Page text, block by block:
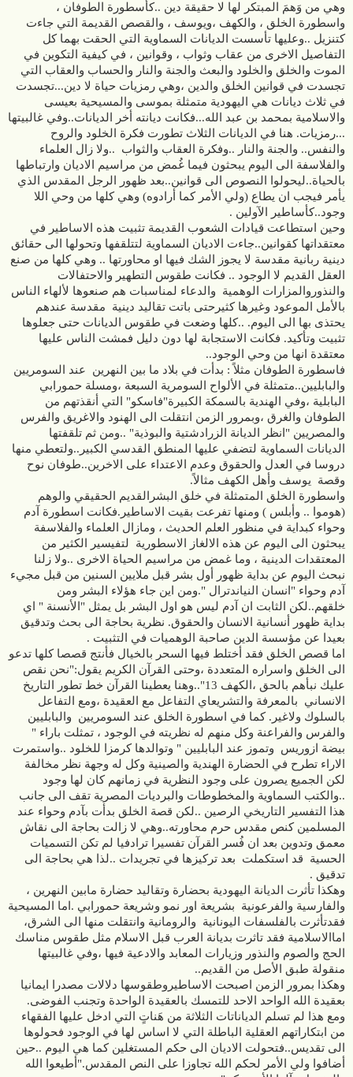
وهي من وَهمَ المبتكر لها لا حقيقة دين ..كأسطورة الطوفان ،
واسطورة الخلق ، والكهف ،ويوسف ، والقصص القديمة التي جاءت
كتنزيل ..وعليها تأسست الديانات السماوية التي الحقت بهما كل
التفاصيل الاخرى من عقاب وثواب ، وقوانين ، في كيفية التكوين في
الموت والخلق والخلود والبعث والجنة والنار والحساب والعقاب التي
تجسدت في قوانين الخلق والدين ،وهي رمزيات حياة لا دين...تجسدت
في ثلاث ديانات هي اليهودية متمثلة بموسى والمسيحية بعيسى
والاسلامية بمحمد بن عبد الله...فكانت ديانته أخر الديانات..وفي غالبيتها
...رمزيات. هنا في الديانات الثلاث تطورت فكرة الخلود والروح
والنفس.. والجنة والنار ..وفكرة العقاب والثواب ..ولا زال العلماء
والفلاسفة الى اليوم يبحثون فيما غُمض من مراسيم الاديان وارتباطها
بالحياة..ليحولوا النصوص الى قوانين..بعد ظهور الرجل المقدس الذي
يأمر فيجب ان يطاع (ولي الأمر كما أرادوه) وهي كلها من وحي اللا
وجود..كأساطير الآولين .
وحين استطاعت قيادات الشعوب القديمة تثبيت هذه الاساطير في
معتقداتها كقوانين..جاءت الاديان السماوية لتتلقفها وتحولها الى حقائق
دينية ربانية مقدسة لا يجوز الشك فيها او محاورتها .. وهي كلها من صنع
العقل القديم لا الوجود .. فكانت طقوس التطهير والاحتفالات
والنذوروالمزارات الوهمية والدعاء لمناسبات هم صنعوها لألهاء الناس
بالأمل الموعود وغيرها كثيرحتى باتت تقاليد دينية مقدسة عندهم
يحتذى بها الى اليوم. ..كلها وضعت في طقوس الديانات حتى جعلوها
تثبيت وتأكيد. فكانت الاستجابة لها دون دليل فمشت الناس عليها
معتقدة انها من وحي الوجود..
فاسطورة الطوفان مثلاً : بدأت في بلاد ما بين النهرين عند السومريين
والبابليين..متمثلة في الألواح السومرية السبعة ،ومسلة حمورابي
البابلية ،وفي الهندية بالسمكة الكبيرة"فاسكو" التي أنقذتهم من
الطوفان والغرق ،وبمرور الزمن انتقلت الى الهنود والاغريق والفرس
والمصريين "انظر الديانة الزرادشتية والبوذية" ..ومن ثم تلقفتها
الديانات السماوية لتضفي عليها المنطق القدسي الكبير..ولتعطي منها
دروسا في العدل والحقوق وعدم الاعتداء على الاخرين..طوفان نوح
وقصة يوسف وأهل الكهف مثالاً.
واسطورة الخلق المتمثلة في خلق البشرالقديم الحقيقي والوهم
(هوموا .. وأبلس ) ومنها تفرعت بقيت الاساطير.فكانت اسطورة آدم
وحواء كبداية في منظور العلم الحديث ، ومازال العلماء والفلاسفة
يبحثون الى اليوم عن هذه الالغاز الاسطورية لتفيسير الكثير من
المعتقدات الدينية ، وما غمض من مراسيم الحياة الاخرى ..ولا زلنا
نبحث اليوم عن بداية ظهور أول بشر قبل ملايين السنين من قبل مجيء
آدم وحواء "انسان النياندترال ".ومن اين جاء هؤلاء البشر ومن
خلقهم..لكن الثابت ان آدم ليس هو اول البشر بل يمثل "الأنسنة " اي
بداية ظهور أنسانية الانسان والحقوق. نظرية بحاجة الى بحث وتدقيق
بعيدا عن مؤسسة الدين صاحبة الوهميات في التثبيت .
اما قصص الخلق فقد أختلط فيها السحر بالخيال فأنتج قصصا كلها تدعو
الى الخلق واسراره المتعددة ،وحتى القرآن الكريم يقول:"نحن نقص
عليك نبأهم بالحق ،الكهف 13"..وهنا يعطينا القرآن خط تطور التاريخ
الانساني بالمعرفة والتشريعاي التفاعل مع العقيدة ،ومع التفاعل
بالسلوك ولاغير. كما في اسطورة الخلق عند السومريين والبابليين
والفرس والفراعنة وكل منهم له نظريته في الوجود ، تمثلت باراء "
بيضة ازوريس وتموز عند البابليين " وتوالدها كرمزا للخلود ..واستمرت
الاراء تطرح في الحضارة الهندية والصينية وكل له وجهة نظر مخالفة
لكن الجميع يصرون على وجود النظرية في زمانهم كان لها وجود
..والكتب السماوية والمخطوطات والبرديات المصرية تقف الى جانب
هذا التفسير التاريخي الرصين ..لكن قصة الخلق بدأت بآدم وحواء عند
المسلمين كنص مقدس حرم محاورته..وهي لا زالت بحاجة الى نقاش
معمق وتدوين بعد ان فُسر القرآن تفسيرا ترادفيا لم تكن التسميات
الحسية قد استكملت بعد تركيزها في تجريدات ..لذا هي بحاجة الى
تدقيق .
وهكذا تأثرت الديانة اليهودية بحضارة وتقاليد حضارة مابين النهرين ،
والفارسية والفرعونية بشريعة اور نمو وشريعة حمورابي .اما المسيحية
فقدتأثرت بالفلسفات اليونانية والرومانية وانتقلت منها الى الشرق،
اماالاسلامية فقد تاثرت بديانة العرب قبل الاسلام مثل طقوس مناسك
الحج والصوم والنذور وزيارات المعابد والادعية فيها ،وفي غالبيتها
منقولة طبق الأصل من القديم..
وهكذا بمرور الزمن اصبحت الاساطيروطقوسها دلالات مصدرا ايمانيا
بعقيدة الله الواحد الاحد للتمسك بالعقيدة الواحدة وتجنب الفوضى.
ومع هذا لم تسلم الدياناتات الثلاثة من هَناتٍ التي ادخل عليها الفقهاء
من ابتكاراتهم العقلية الباطلة التي لا اساس لها في الوجود فحولوها
الى تقديس..فتحولت الاديان الى حكم المستغلين كما هي اليوم ..حين
أضافوا ولي الأمر لحكم الله تجاوزا على النص المقدس."أطيعوا الله